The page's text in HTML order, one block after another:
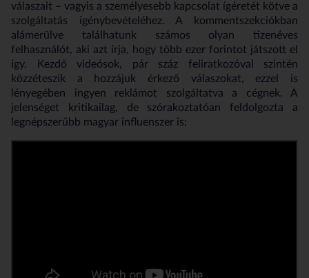
válaszait – vagyis a személyesebb kapcsolat ígéretét kötve a
szolgáltatás igénybevételéhez. A kommentszekciókban
alámerülve találhatunk számos olyan tizenéves
felhasználót, aki azt írja, hogy több ezer forintot játszott el
így. Kezdő videósok, pár száz feliratkozóval szintén
közzéteszik a hozzájuk érkező válaszokat, ezzel is
lényegében ingyen reklámot szolgáltatva a cégnek. A
jelenséget kritikailag, de szórakoztatóan feldolgozta a
legnépszerűbb magyar influenszer is: